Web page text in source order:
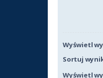
Wyświetl
Sortuj
Wyświetl